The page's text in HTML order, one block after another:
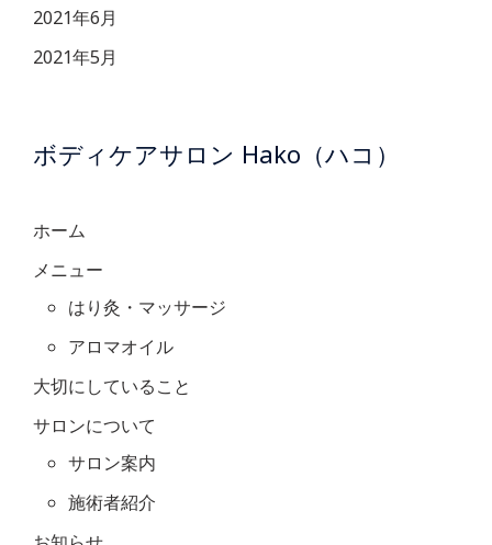
2021年6月
2021年5月
ボディケアサロン Hako（ハコ）
ホーム
メニュー
はり灸・マッサージ
アロマオイル
大切にしていること
サロンについて
サロン案内
施術者紹介